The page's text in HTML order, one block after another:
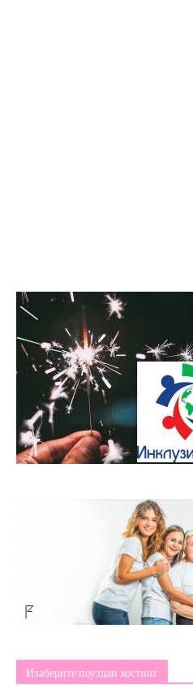
Изаберите поуздан хостинг